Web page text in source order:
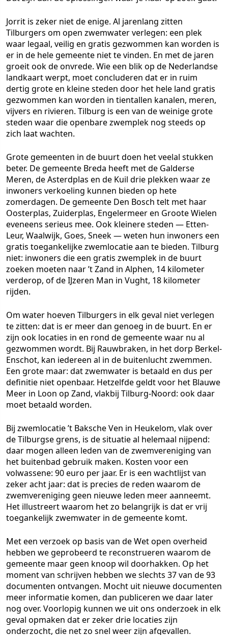
Jorrit is zeker niet de enige. Al jarenlang zitten
Tilburgers om open zwemwater verlegen: een plek
waar legaal, veilig en gratis gezwommen kan worden is
er in de hele gemeente niet te vinden. En met de jaren
groeit ook de onvrede. Wie een blik op de Nederlandse
landkaart werpt, moet concluderen dat er in ruim
dertig grote en kleine steden door het hele land gratis
gezwommen kan worden in tientallen kanalen, meren,
vijvers en rivieren. Tilburg is een van de weinige grote
steden waar die openbare zwemplek nog steeds op
zich laat wachten.
Grote gemeenten in de buurt doen het veelal stukken
beter. De gemeente Breda heeft met de Galderse
Meren, de Asterdplas en de Kuil drie plekken waar ze
inwoners verkoeling kunnen bieden op hete
zomerdagen. De gemeente Den Bosch telt met haar
Oosterplas, Zuiderplas, Engelermeer en Groote Wielen
eveneens serieus mee. Ook kleinere steden — Etten-
Leur, Waalwijk, Goes, Sneek — weten hun inwoners een
gratis toegankelijke zwemlocatie aan te bieden. Tilburg
niet: inwoners die een gratis zwemplek in de buurt
zoeken moeten naar ’t Zand in Alphen, 14 kilometer
verderop, of de IJzeren Man in Vught, 18 kilometer
rijden.
Om water hoeven Tilburgers in elk geval niet verlegen
te zitten: dat is er meer dan genoeg in de buurt. En er
zijn ook locaties in en rond de gemeente waar nu al
gezwommen wordt. Bij Rauwbraken, in het dorp Berkel-
Enschot, kan iedereen al in de buitenlucht zwemmen.
Een grote maar: dat zwemwater is betaald en dus per
definitie niet openbaar. Hetzelfde geldt voor het Blauwe
Meer in Loon op Zand, vlakbij Tilburg-Noord: ook daar
moet betaald worden.
Bij zwemlocatie ’t Baksche Ven in Heukelom, vlak over
de Tilburgse grens, is de situatie al helemaal nijpend:
daar mogen alleen leden van de zwemvereniging van
het buitenbad gebruik maken. Kosten voor een
volwassene: 90 euro per jaar. Er is een wachtlijst van
zeker acht jaar: dat is precies de reden waarom de
zwemvereniging geen nieuwe leden meer aanneemt.
Het illustreert waarom het zo belangrijk is dat er vrij
toegankelijk zwemwater in de gemeente komt.
Met een verzoek op basis van de Wet open overheid
hebben we geprobeerd te reconstrueren waarom de
gemeente maar geen knoop wil doorhakken. Op het
moment van schrijven hebben we slechts 37 van de 93
documenten ontvangen. Mocht uit nieuwe documenten
meer informatie komen, dan publiceren we daar later
nog over. Voorlopig kunnen we uit ons onderzoek in elk
geval opmaken dat er zeker drie locaties zijn
onderzocht, die net zo snel weer zijn afgevallen.